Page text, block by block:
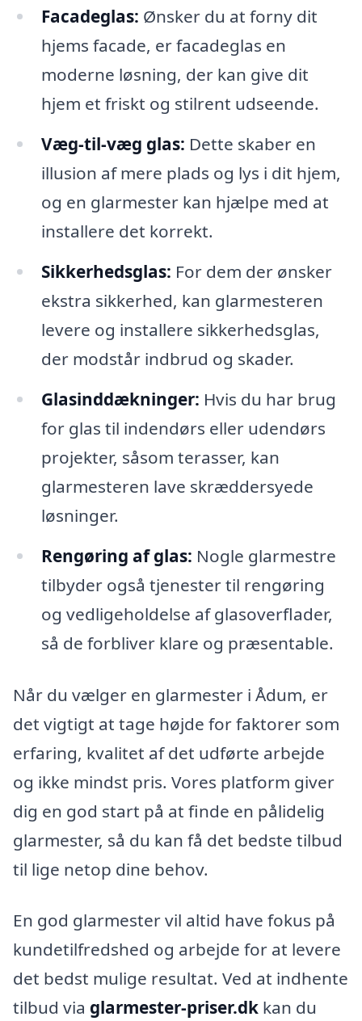
Facadeglas: Ønsker du at forny dit
hjems facade, er facadeglas en
moderne løsning, der kan give dit
hjem et friskt og stilrent udseende.
Væg-til-væg glas: Dette skaber en
illusion af mere plads og lys i dit hjem,
og en glarmester kan hjælpe med at
installere det korrekt.
Sikkerhedsglas: For dem der ønsker
ekstra sikkerhed, kan glarmesteren
levere og installere sikkerhedsglas,
der modstår indbrud og skader.
Glasinddækninger: Hvis du har brug
for glas til indendørs eller udendørs
projekter, såsom terasser, kan
glarmesteren lave skræddersyede
løsninger.
Rengøring af glas: Nogle glarmestre
tilbyder også tjenester til rengøring
og vedligeholdelse af glasoverflader,
så de forbliver klare og præsentable.
Når du vælger en glarmester i Ådum, er
det vigtigt at tage højde for faktorer som
erfaring, kvalitet af det udførte arbejde
og ikke mindst pris. Vores platform giver
dig en god start på at finde en pålidelig
glarmester, så du kan få det bedste tilbud
til lige netop dine behov.
En god glarmester vil altid have fokus på
kundetilfredshed og arbejde for at levere
det bedst mulige resultat. Ved at indhente
tilbud via glarmester-priser.dk kan du